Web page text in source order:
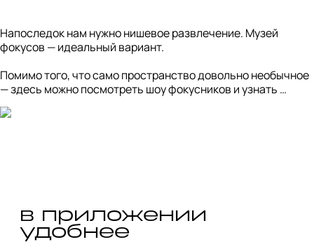
Напоследок нам нужно нишевое развлечение. Музей
фокусов — идеальный вариант.
Помимо того, что само пространство довольно необычное
— здесь можно посмотреть шоу фокусников и узнать
секреты различных трюков, — это ещё и отличное место
для фотосессии.
Главное — купить билет заранее: попасть в музей можно
только в составе экскурсии.
в приложении
удобнее